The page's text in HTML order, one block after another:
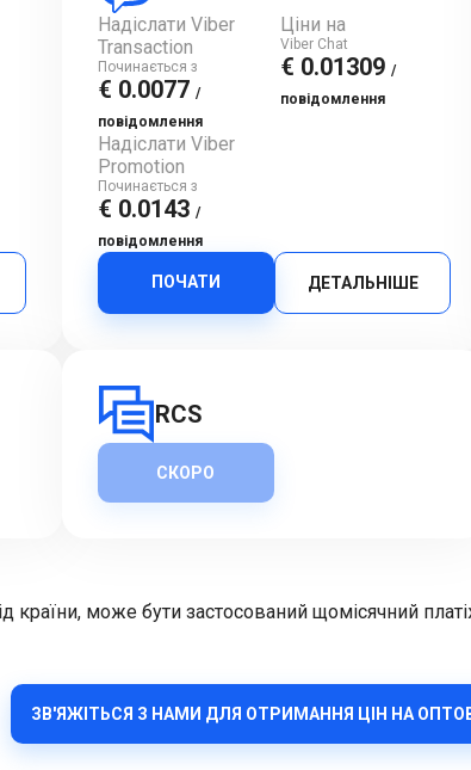
Надіслати Viber
Transaction
Починається з
€ 0.0077 /
повідомлення
Надіслати Viber
Promotion
Починається з
€ 0.0143 /
повідомлення
Ціни на
Viber Chat
€ 0.01309/
повідомлення
ПОЧАТИ ДЕТАЛЬНІШЕ
RCS
СКОРО
країни, може бути застосований щомісячний
ЗВ'ЯЖІТЬСЯ З НАМИ ДЛЯ ОТРИМАННЯ ЦІН НА